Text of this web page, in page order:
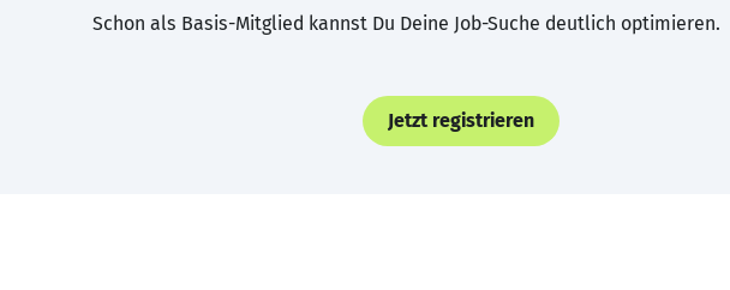
Schon als Basis-Mitglied kannst Du Deine Job-Suche deutlich optimieren.
Jetzt registrieren